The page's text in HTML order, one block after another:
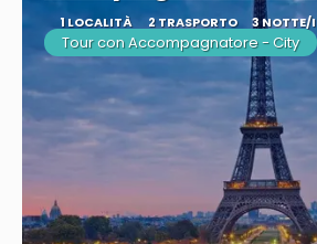
1 LOCALITÀ 2 TRASPORTO 3 NOTTE/I
Tour con Accompagnatore - City